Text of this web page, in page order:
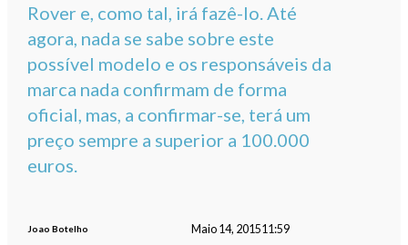
Rover e, como tal, irá fazê-lo. Até
agora, nada se sabe sobre este
possível modelo e os responsáveis da
marca nada confirmam de forma
oficial, mas, a confirmar-se, terá um
preço sempre a superior a 100.000
euros.
Joao Botelho Maio 14, 201511:59